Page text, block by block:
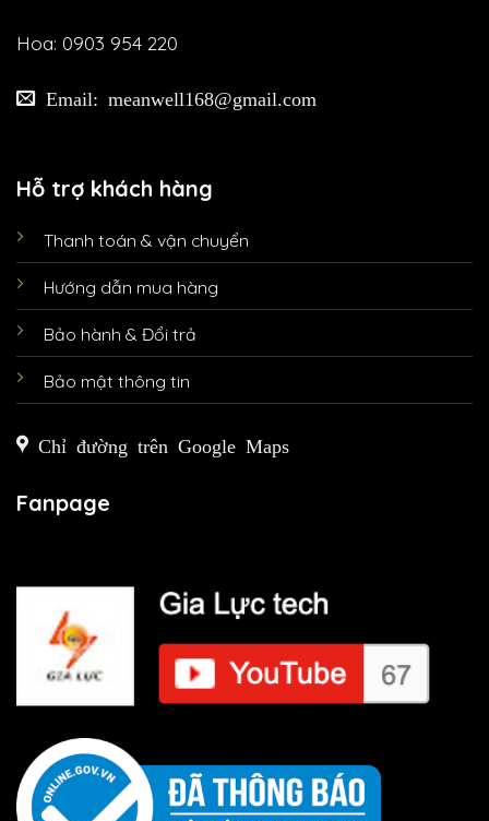
Hoa: 0903 954 220
Email: meanwell168@gmail.com
Hỗ trợ khách hàng
Thanh toán & vận chuyển
Hướng dẫn mua hàng
Bảo hành & Đổi trả
Bảo mật thông tin
Chỉ đường trên Google Maps
Fanpage